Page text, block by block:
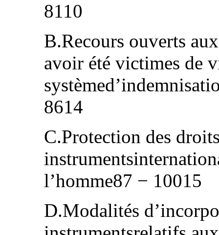
8110
B.Recours ouverts
avoir été victimes de
8614
C.Protection des
l’homme87 − 10015
D.Modalités